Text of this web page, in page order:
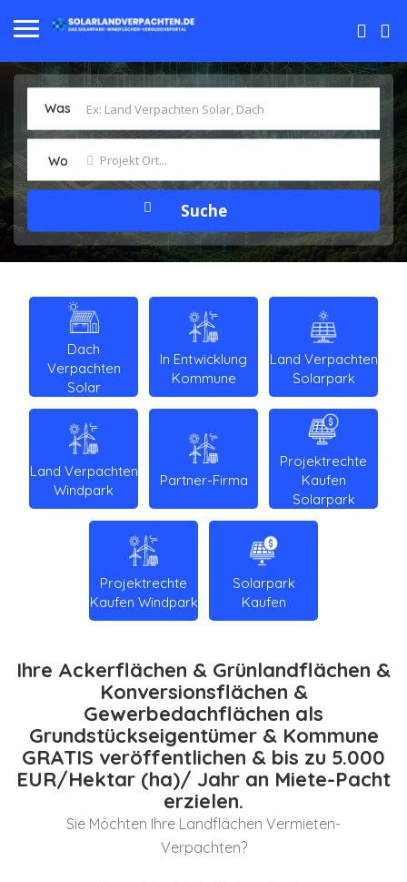
Was
Wo
Dach
Verpachten
Solar
In Entwicklung
Kommune
Land Verpachten
Solarpark
Land Verpachten
Windpark
Partner-Firma
Projektrechte
Kaufen
Solarpark
Projektrechte
Kaufen Windpark
Solarpark
Kaufen
Ihre Ackerflächen & Grünlandflächen &
Konversionsflächen &
Gewerbedachflächen als
Grundstückseigentümer & Kommune
GRATIS veröffentlichen & bis zu 5.000
EUR/Hektar (ha)/ Jahr an Miete-Pacht
erzielen.
Sie Möchten Ihre Landflächen Vermieten-
Verpachten?